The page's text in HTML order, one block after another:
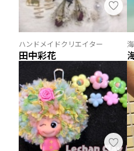
ハンドメイドクリエイター
田中彩花